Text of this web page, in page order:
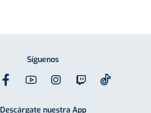
Síguenos
Descárgate nuestra App